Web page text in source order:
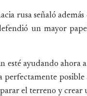
rusa señaló
un mayor
esté ayudando
perfectamente
el terreno y crear